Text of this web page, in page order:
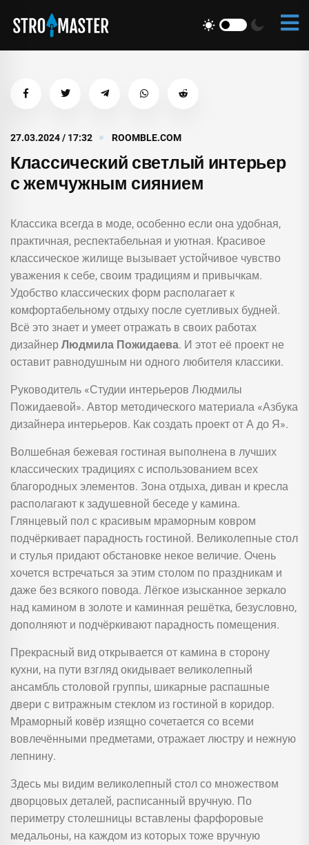
27.03.2024 / 17:32 ROOMBLE.COM
Классический светлый интерьер
с жемчужным сиянием
Классика всегда в моде, особенно если она удобная,
практичная, респектабельная и уютная. Красивое
классическое жилище вызывает устойчивое чувство
уважения к себе, своим традициям и привычкам.
Удобство классических форм располагает к
комфортабельному отдыху после суетливых будней.
Всё это знает и умеет отражать в своих работах
дизайнер Людмила Пожидаева. И этот её проект не
оставит равнодушным ни одного любителя классики.
Руководитель «Студии интерьеров Людмилы
Пожидаевой». Автор методического материала «Азбука
дизайнера интерьеров. Как создать проект от А до Я».
Волшебная бежевая гостиная выполнена в лучших
классических традициях с использованием всех
благородных элементов. Зона отдыха, диван и кресла
располагают к задушевной беседе у камина.
Глянцевый пол с красивым мраморным ковром
подчёркивает парадность гостиной. Великолепные стол
и стулья придают обстановке некое величие. Очень
хочется встречаться за этим столом по праздникам и
даже без всякого повода. Лёгкое изысканное зеркало
над камином в золоте и каминная решётка, безусловно,
дополняют и подчёркивают парадность помещения.
Прекрасный вид открывается от камина в сторону
кухни, на пути взгляд окидывает великолепный
ансамбль столовой группы, шикарные распашные
двери с витражным стеклом из гостиной в коридор.
Мраморный ковёр изящно сочетается со всеми
вовлечёнными предметами, отражает люстру и нежную
лепнину.
Здесь мы видим великолепный стол со множеством
дворцовых деталей, расписанный вручную. По
периметру столешницы вставлены фарфоровые
медальоны, на каждом из которых тоже вручную